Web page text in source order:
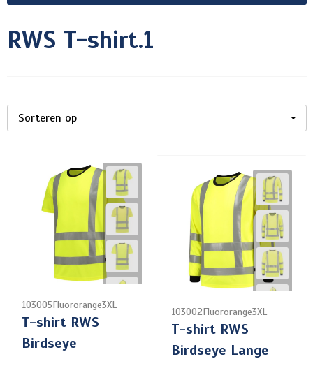
RWS T-shirt.1
103005Fluororange3XL
T-shirt RWS
Birdseye
103002Fluororange3XL
T-shirt RWS
Birdseye Lange